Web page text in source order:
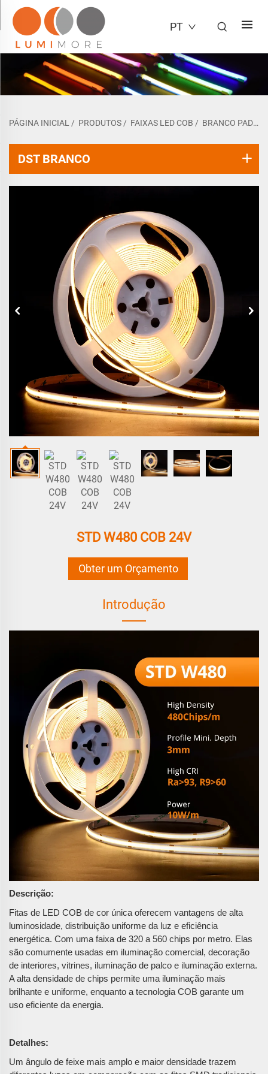
PT
PÁGINA INICIAL / PRODUTOS / FAIXAS LED COB / BRANCO PADRÃO
DST BRANCO
STD W480 COB 24V
Obter um Orçamento
Introdução
Descrição:
Fitas de LED COB de cor única oferecem vantagens de alta
luminosidade, distribuição uniforme da luz e eficiência
energética. Com uma faixa de 320 a 560 chips por metro. Elas
são comumente usadas em iluminação comercial, decoração
de interiores, vitrines, iluminação de palco e iluminação externa.
A alta densidade de chips permite uma iluminação mais
brilhante e uniforme, enquanto a tecnologia COB garante um
uso eficiente da energia.
Detalhes:
Um ângulo de feixe mais amplo e maior densidade trazem